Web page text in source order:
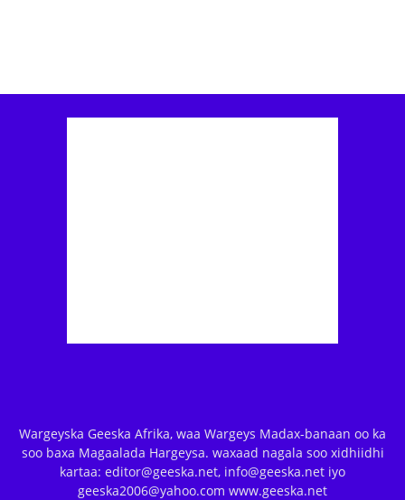
Wargeyska Geeska Afrika, waa Wargeys Madax-banaan oo ka
soo baxa Magaalada Hargeysa. waxaad nagala soo xidhiidhi
kartaa: editor@geeska.net, info@geeska.net iyo
geeska2006@yahoo.com www.geeska.net